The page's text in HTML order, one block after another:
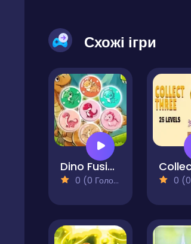
Схожі ігри
Dino Fusion Bubble Evolution
0 (0 Голосів) 0 (0